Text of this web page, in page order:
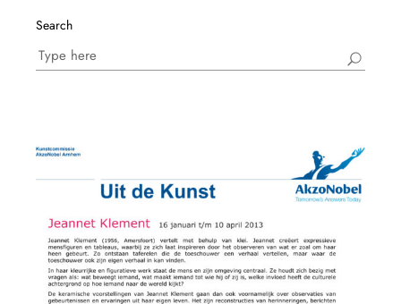
Search
Search
for: